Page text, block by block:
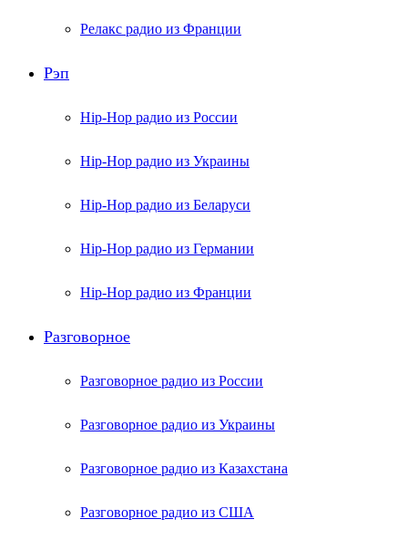
Релакс радио из Франции
Рэп
Hip-Hop радио из России
Hip-Hop радио из Украины
Hip-Hop радио из Беларуси
Hip-Hop радио из Германии
Hip-Hop радио из Франции
Разговорное
Разговорное радио из России
Разговорное радио из Украины
Разговорное радио из Казахстана
Разговорное радио из США